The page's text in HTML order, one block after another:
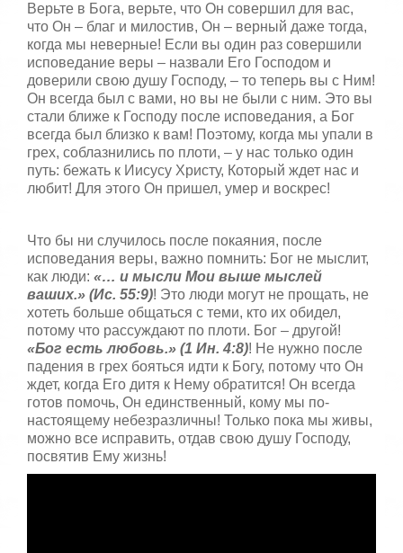
Верьте в Бога, верьте, что Он совершил для вас,
что Он – благ и милостив, Он – верный даже тогда,
когда мы неверные! Если вы один раз совершили
исповедание веры – назвали Его Господом и
доверили свою душу Господу, – то теперь вы с Ним!
Он всегда был с вами, но вы не были с ним. Это вы
стали ближе к Господу после исповедания, а Бог
всегда был близко к вам! Поэтому, когда мы упали в
грех, соблазнились по плоти, – у нас только один
путь: бежать к Иисусу Христу, Который ждет нас и
любит! Для этого Он пришел, умер и воскрес!
Что бы ни случилось после покаяния, после
исповедания веры, важно помнить: Бог не мыслит,
как люди: «… и мысли Мои выше мыслей
ваших.» (Ис. 55:9)! Это люди могут не прощать, не
хотеть больше общаться с теми, кто их обидел,
потому что рассуждают по плоти. Бог – другой!
«Бог есть любовь.» (1 Ин. 4:8)! Не нужно после
падения в грех бояться идти к Богу, потому что Он
ждет, когда Его дитя к Нему обратится! Он всегда
готов помочь, Он единственный, кому мы по-
настоящему небезразличны! Только пока мы живы,
можно все исправить, отдав свою душу Господу,
посвятив Ему жизнь!